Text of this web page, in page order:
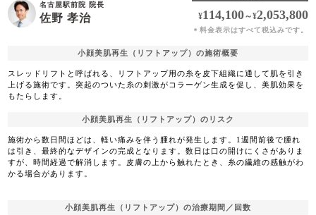
名古屋駅前院 院長
佐野 孝治 ¥114,100～¥2,053,800
＊ 料金表示はすべて税込みです。
小顔美肌再生（リフトアップ）の施術概要
スレッドリフトと呼ばれる、リフトアップ用の糸を皮下組織に通して肌を引き
上げる施術です。突起のついた糸の刺激がコラーゲン生成を促し、美肌効果を
もたらします。
小顔美肌再生（リフトアップ）のリスク
施術から数日間ほどは、軽い痛みを伴う腫れが発生します。1週間前後で腫れ
は引き、最終的なデザインの完成となります。数日は口の開けにくさがありま
すが、時間経過で解消します。皮膚の上から触れたとき、糸の繊維の感触がわ
かる場合があります。
小顔美肌再生（リフトアップ）の治療期間／回数